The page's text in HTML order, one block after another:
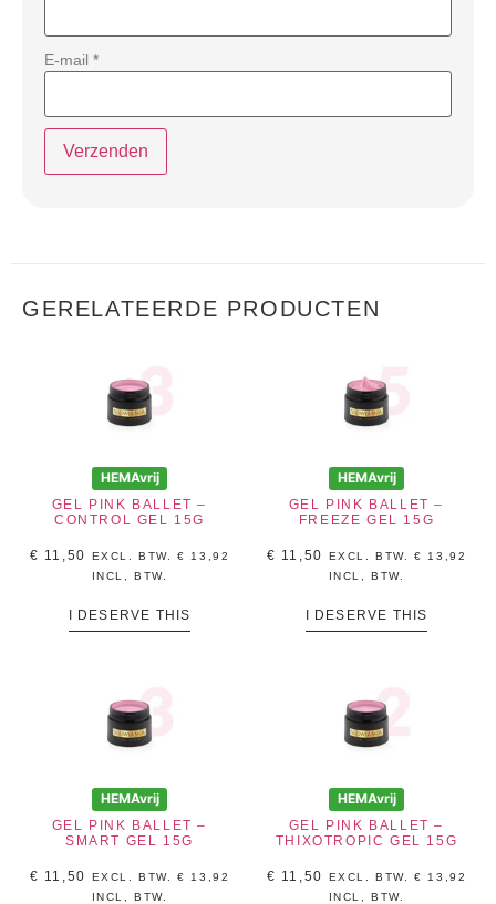
E-mail *
GERELATEERDE PRODUCTEN
HEMAvrij
GEL PINK BALLET –
CONTROL GEL 15G
€ 11,50 EXCL. BTW.€
13,92
INCL, BTW.
I DESERVE THIS
HEMAvrij
GEL PINK BALLET –
FREEZE GEL 15G
€ 11,50 EXCL. BTW.€
13,92
INCL, BTW.
I DESERVE THIS
HEMAvrij
GEL PINK BALLET –
SMART GEL 15G
€ 11,50 EXCL. BTW.€
13,92
INCL, BTW.
HEMAvrij
GEL PINK BALLET –
THIXOTROPIC GEL 15G
€ 11,50 EXCL. BTW.€
13,92
INCL, BTW.